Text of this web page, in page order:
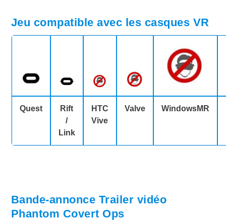
Jeu compatible avec les casques VR
Quest
Rift
/
Link
HTC
Vive
Valve WindowsMR
Bande-annonce Trailer vidéo
Phantom Covert Ops